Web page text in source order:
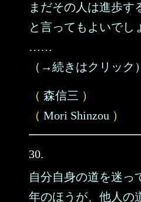
まだその人は進歩す
と言ってもよいでし
……
（→続きはクリック）
（ 森信三 ）
（ Mori Shinzou ）
30.
自分自身の道を迷っ
年のほうが、他人の